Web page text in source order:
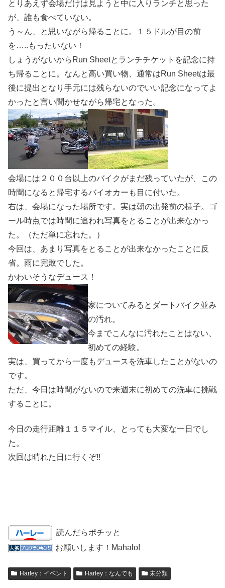
とりあえず会場だけは見ようと中に入りランチと思った
が、誰も食べていない。
う～ん、と思いながら帰ることに。１５ドルが目の前
を…..もったいない！
しょうがないからRun Sheetとランチチケットを記念に持
ち帰ることに。なんと高い買い物、通常はRun Sheetは最
後に提出となり手元には残らないのでいい記念になってよ
かったと言い聞かせながら帰宅となった。
会場には２００台以上のバイクがまだ残っていたが、この
時間になると帰宅するバイオカーも目に付いた。
右は、会場になった場所です。実は朝の出発前の様子。ゴ
ール時点では時間に追われ写真をとることが出来なかっ
た。（ただ単に忘れた。）
今回は、あまり写真をとることが出来なかったことに反
省。雨に完敗でした。
かわいそうなデュース！
家についてみるとダートバイク並み
の汚れ。
今までこんなに汚れたことはない、
初めての経験。
実は、買ってから一度もデュースを洗車したことがないの
です。
ただ、今日は時間がないので来週末に初めての洗車に挑戦
することに。
今日の走行距離１１５マイル、とっても大変な一日でし
た。
次回は晴れた日に行くぞ!!
読んだらポチッと
お願いします！Mahalo!
Harley：イベント Harley：なんでも 未分類